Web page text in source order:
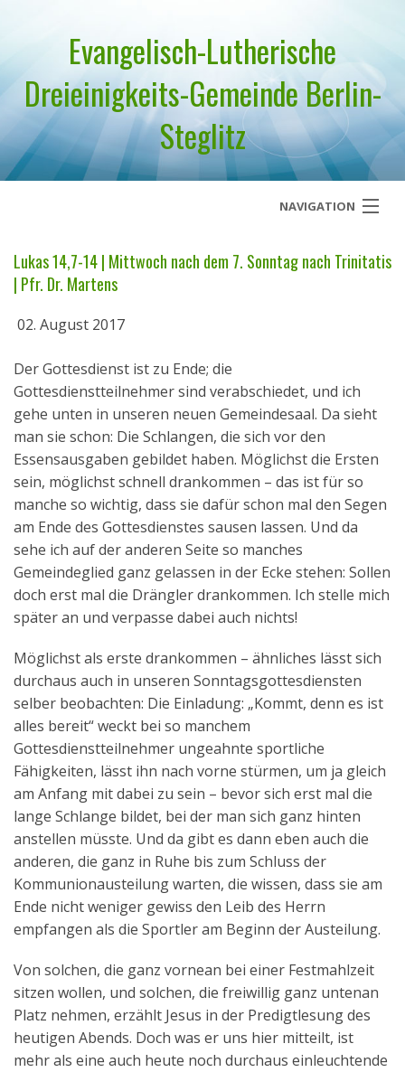
Evangelisch-Lutherische
Dreieinigkeits-Gemeinde Berlin-
Steglitz
NAVIGATION
Über uns
Geistliches Wort
Termine
Aktuelles
Kontakt
English
Lukas 14,7-14 | Mittwoch nach dem 7. Sonntag nach Trinitatis
| Pfr. Dr. Martens
02. August 2017
Der Gottesdienst ist zu Ende; die
Gottesdienstteilnehmer sind verabschiedet, und ich
gehe unten in unseren neuen Gemeindesaal. Da sieht
man sie schon: Die Schlangen, die sich vor den
Essensausgaben gebildet haben. Möglichst die Ersten
sein, möglichst schnell drankommen – das ist für so
manche so wichtig, dass sie dafür schon mal den Segen
am Ende des Gottesdienstes sausen lassen. Und da
sehe ich auf der anderen Seite so manches
Gemeindeglied ganz gelassen in der Ecke stehen: Sollen
doch erst mal die Drängler drankommen. Ich stelle mich
später an und verpasse dabei auch nichts!
Möglichst als erste drankommen – ähnliches lässt sich
durchaus auch in unseren Sonntagsgottesdiensten
selber beobachten: Die Einladung: „Kommt, denn es ist
alles bereit“ weckt bei so manchem
Gottesdienstteilnehmer ungeahnte sportliche
Fähigkeiten, lässt ihn nach vorne stürmen, um ja gleich
am Anfang mit dabei zu sein – bevor sich erst mal die
lange Schlange bildet, bei der man sich ganz hinten
anstellen müsste. Und da gibt es dann eben auch die
anderen, die ganz in Ruhe bis zum Schluss der
Kommunionausteilung warten, die wissen, dass sie am
Ende nicht weniger gewiss den Leib des Herrn
empfangen als die Sportler am Beginn der Austeilung.
Von solchen, die ganz vornean bei einer Festmahlzeit
sitzen wollen, und solchen, die freiwillig ganz untenan
Platz nehmen, erzählt Jesus in der Predigtlesung des
heutigen Abends. Doch was er uns hier mitteilt, ist
mehr als eine auch heute noch durchaus einleuchtende